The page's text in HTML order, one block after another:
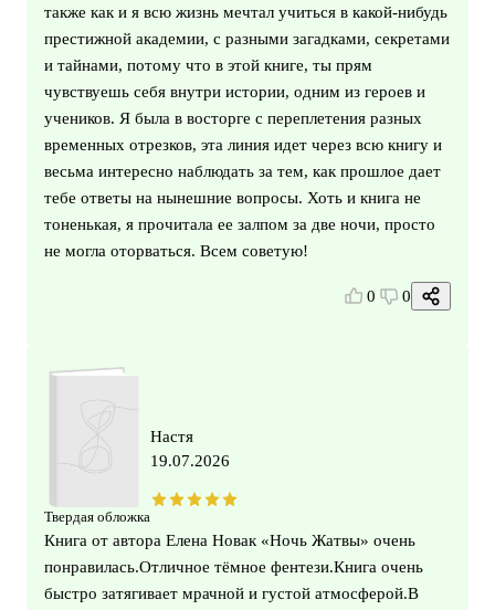
также как и я всю жизнь мечтал учиться в какой-нибудь
престижной академии, с разными загадками, секретами
и тайнами, потому что в этой книге, ты прям
чувствуешь себя внутри истории, одним из героев и
учеников. Я была в восторге с переплетения разных
временных отрезков, эта линия идет через всю книгу и
весьма интересно наблюдать за тем, как прошлое дает
тебе ответы на нынешние вопросы. Хоть и книга не
тоненькая, я прочитала ее залпом за две ночи, просто
не могла оторваться. Всем советую!
0 0
Твердая обложка
Настя
19.07.2026
Книга от автора Елена Новак «Ночь Жатвы» очень
понравилась.Отличное тёмное фентези.Книга очень
быстро затягивает мрачной и густой атмосферой.В